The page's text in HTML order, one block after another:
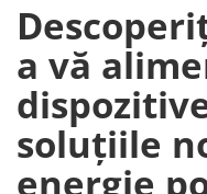
a vă
soluțiile
energie